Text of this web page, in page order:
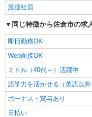
派遣社員
同じ特徴から佐倉市の求
即日勤務OK
Web面接OK
ミドル（40代～）活躍中
語学力を活かせる（英語以外
ボーナス・賞与あり
日払い